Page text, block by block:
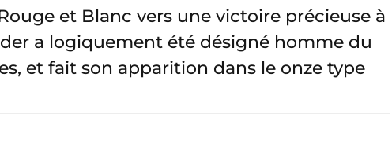
et Blanc vers une victoire précieuse à
a logiquement été désigné homme du
et fait son apparition dans le onze type